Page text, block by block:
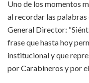
Uno de los momentos
al recordar las
General Director:
frase que hasta hoy
institucional y que
por Carabineros y por